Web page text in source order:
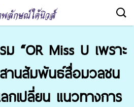
“OR Miss U เพราะ
านสัมพันธ์สื่อมวลชน
กเปลี่ยน แนวทางการ